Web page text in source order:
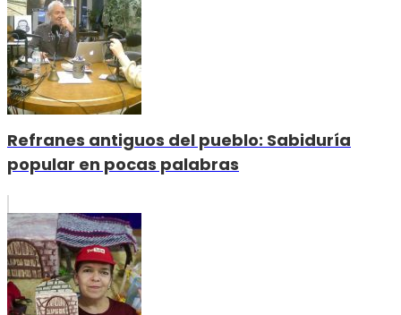
Refranes antiguos del pueblo: Sabiduría
popular en pocas palabras